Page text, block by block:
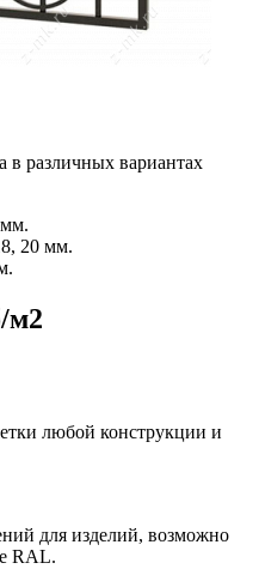
в различных вариантах
20 мм.
м2
любой конструкции и
для изделий, возможно
RAL.